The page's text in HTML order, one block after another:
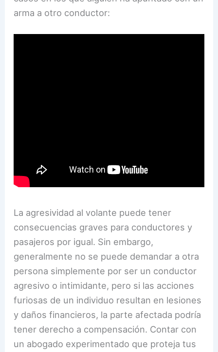
arma a otro conductor:
La agresividad al volante puede tener
consecuencias graves para conductores y
pasajeros por igual. Sin embargo,
generalmente no se puede demandar a otra
persona simplemente por ser un conductor
agresivo o intimidante, pero si las acciones
furiosas de un individuo resultan en lesiones
y daños financieros, la parte afectada podría
tener derecho a compensación. Contar con
un abogado experimentado que proteja tus